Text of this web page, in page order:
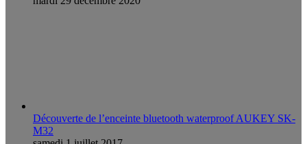
Découverte de l’enceinte bluetooth waterproof AUKEY SK-
M32